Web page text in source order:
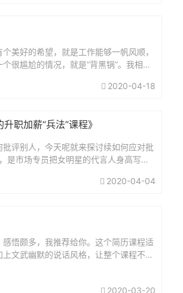
美好的希望，就是工作能够一帆风顺，
很尴尬的情况，就是“背黑锅”。我相
2020-04-18
职加薪“兵法”课程》
评别人，今天呢就来探讨续如何应对批
是市场专员把女明星的代言人身高写成
2020-04-04
悟颇多，我推荐给你。这个简历课程适
文武幽默的说话风格，让整个课程不仅
2020-03-20